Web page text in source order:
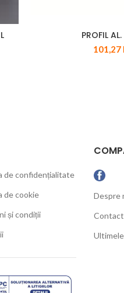
PROFIL
101,27
de confidențialitate
de cookie
și condiții
Despre